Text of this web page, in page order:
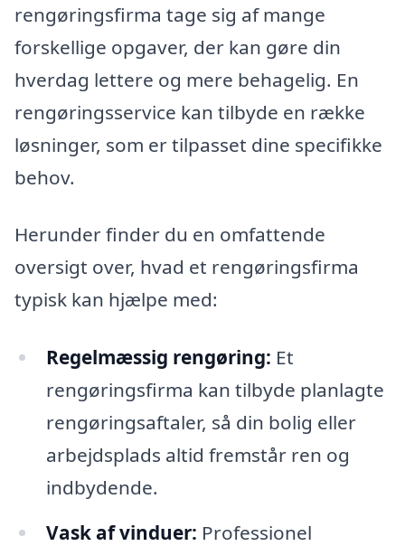
rengøringsfirma tage sig af mange
forskellige opgaver, der kan gøre din
hverdag lettere og mere behagelig. En
rengøringsservice kan tilbyde en række
løsninger, som er tilpasset dine specifikke
behov.
Herunder finder du en omfattende
oversigt over, hvad et rengøringsfirma
typisk kan hjælpe med:
Regelmæssig rengøring: Et
rengøringsfirma kan tilbyde planlagte
rengøringsaftaler, så din bolig eller
arbejdsplads altid fremstår ren og
indbydende.
Vask af vinduer: Professionel